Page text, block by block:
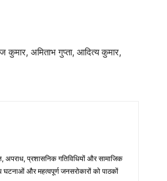
कुमार, अमिताभ गुप्ता, आदित्य कुमार,
प्रशासनिक गतिविधियों और सामाजिक
घटनाओं और महत्वपूर्ण जनसरोकारों को पाठकों